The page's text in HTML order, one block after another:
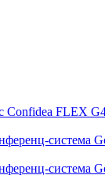
Confidea FLEX
система
система